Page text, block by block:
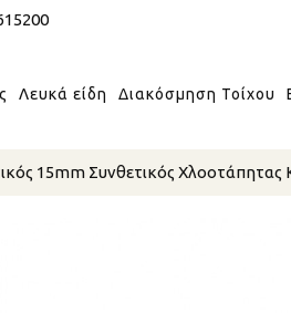
Λευκά είδη Διακόσμηση Τοίχου
15mm Συνθετικός Χλοοτάπητας